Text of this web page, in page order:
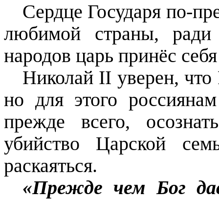
Сердце Государя по-
любимой страны, ради
народов царь принёс
Николай II уверен,
но для этого
прежде всего,
убийство Царской
раскаяться.
«Прежде чем Бог